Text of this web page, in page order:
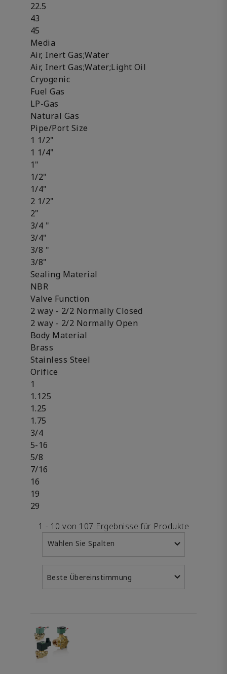
22.5
43
45
Media
Air, Inert Gas;Water
Air, Inert Gas;Water;Light Oil
Cryogenic
Fuel Gas
LP-Gas
Natural Gas
Pipe/Port Size
1 1/2"
1 1/4"
1"
1/2"
1/4"
2 1/2"
2"
3/4 "
3/4"
3/8 "
3/8"
Sealing Material
NBR
Valve Function
2 way - 2/2 Normally Closed
2 way - 2/2 Normally Open
Body Material
Brass
Stainless Steel
Orifice
1
1.125
1.25
1.75
3/4
5-16
5/8
7/16
16
19
29
1 - 10 von 107 Ergebnisse für Produkte
Wählen Sie Spalten
Beste Übereinstimmung